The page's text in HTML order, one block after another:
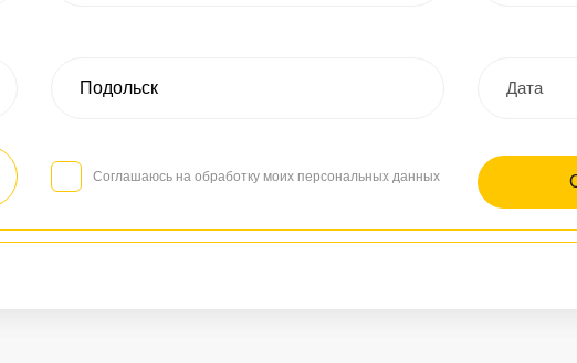
Соглашаюсь на обработку моих персональных данных